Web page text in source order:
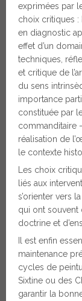
exprimées par
choix critiques :
en diagnostic
effet d’un
techniques,
et critique de
du sens
importance
constituée par
commanditaire
réalisation de
le contexte
Les choix
liés aux
s’orienter vers
qui ont souvent
doctrine et
Il est enfin
maintenance
cycles de
Sixtine ou des
garantir la